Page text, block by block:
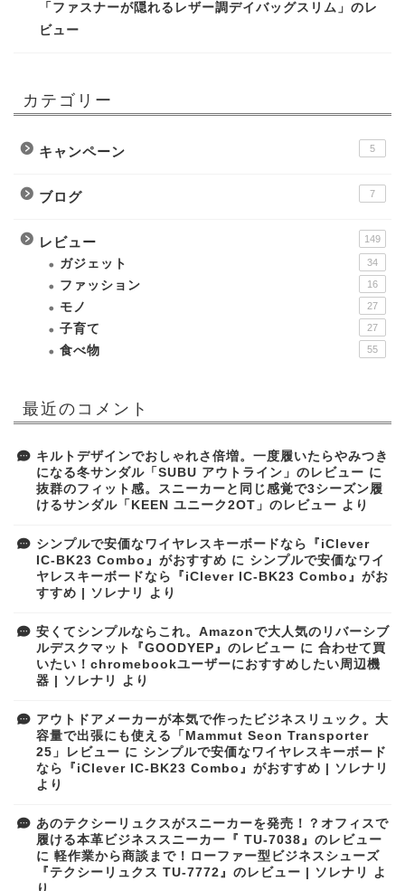
「ファスナーが隠れるレザー調デイバッグスリム」のレ
ビュー
カテゴリー
キャンペーン 5
ブログ 7
レビュー 149
ガジェット 34
ファッション 16
モノ 27
子育て 27
食べ物 55
最近のコメント
キルトデザインでおしゃれさ倍増。一度履いたらやみつき
になる冬サンダル「SUBU アウトライン」のレビュー に
抜群のフィット感。スニーカーと同じ感覚で3シーズン履
けるサンダル「KEEN ユニーク2OT」のレビュー より
シンプルで安価なワイヤレスキーボードなら『iClever
IC-BK23 Combo』がおすすめ に シンプルで安価なワイ
ヤレスキーボードなら『iClever IC-BK23 Combo』がお
すすめ | ソレナリ
より
安くてシンプルならこれ。Amazonで大人気のリバーシブ
ルデスクマット『GOODYEP』のレビュー に 合わせて買
いたい！chromebookユーザーにおすすめしたい周辺機
器 | ソレナリ
より
アウトドアメーカーが本気で作ったビジネスリュック。大
容量で出張にも使える「Mammut Seon Transporter
25」レビュー に シンプルで安価なワイヤレスキーボード
なら『iClever IC-BK23 Combo』がおすすめ | ソレナリ
より
あのテクシーリュクスがスニーカーを発売！？オフィスで
履ける本革ビジネススニーカー『 TU-7038』のレビュー
に 軽作業から商談まで！ローファー型ビジネスシューズ
『テクシーリュクス TU-7772』のレビュー | ソレナリ
よ